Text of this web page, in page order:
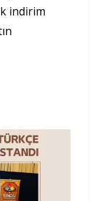
indirim